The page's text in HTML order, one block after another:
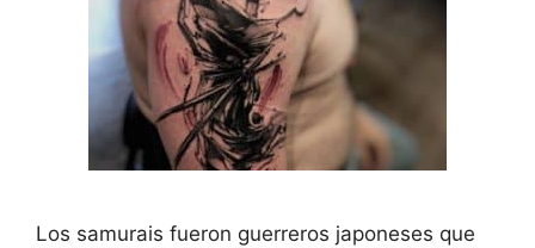
Los samurais fueron guerreros japoneses que